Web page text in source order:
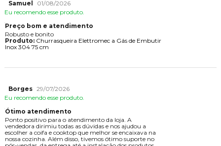
Samuel
01/08/2026
Eu recomendo esse produto.
Preço bom e atendimento
Robusto e bonito
Produto:Churrasqueira Elettromec a Gás de Embutir
Inox 304 75 cm
Borges 29/07/2026
Eu recomendo esse produto.
Ótimo atendimento
Ponto positivo para o atendimento da loja. A
vendedora dirimiu todas as dúvidas e nos ajudou a
escolher a coifa e cooktop que melhor se encaixava na
nossa cozinha. Além disso, tivemos ótimo suporte no